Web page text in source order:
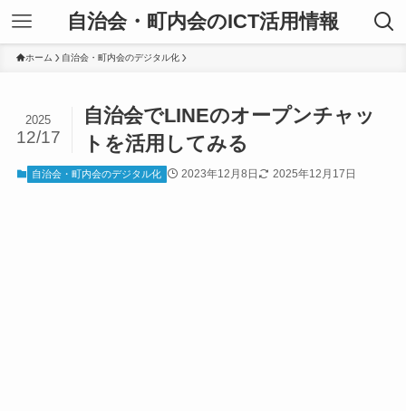
自治会・町内会のICT活用情報
ホーム 自治会・町内会のデジタル化
自治会でLINEのオープンチャッ
トを活用してみる
2025
12/17
自治会・町内会のデジタル化 2023年12月8日 2025年12月17日